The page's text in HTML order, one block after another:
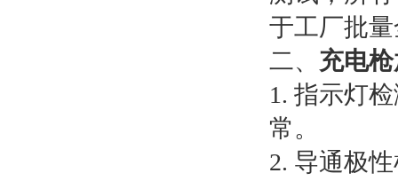
于工厂批
二、 充电
1. 指示灯
常。
2. 导通极